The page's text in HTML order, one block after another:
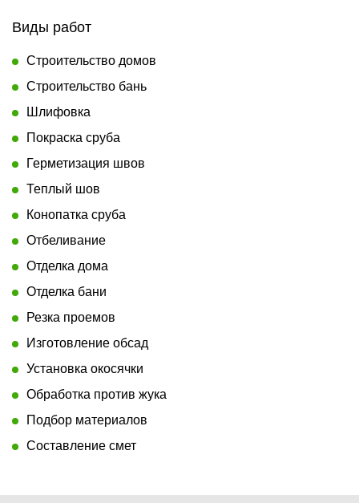
Виды работ
Строительство домов
Строительство бань
Шлифовка
Покраска сруба
Герметизация швов
Теплый шов
Конопатка сруба
Отбеливание
Отделка дома
Отделка бани
Резка проемов
Изготовление обсад
Установка окосячки
Обработка против жука
Подбор материалов
Составление смет